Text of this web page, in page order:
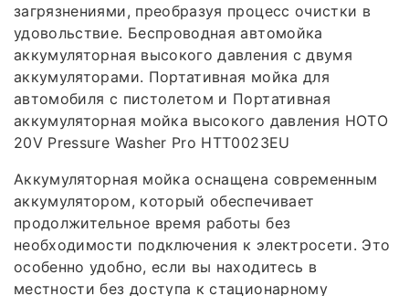
загрязнениями, преобразуя процесс очистки в
удовольствие. Беспроводная автомойка
аккумуляторная высокого давления с двумя
аккумуляторами. Портативная мойка для
автомобиля с пистолетом и Портативная
аккумуляторная мойка высокого давления HOTO
20V Pressure Washer Pro HTT0023EU
Аккумуляторная мойка оснащена современным
аккумулятором, который обеспечивает
продолжительное время работы без
необходимости подключения к электросети. Это
особенно удобно, если вы находитесь в
местности без доступа к стационарному